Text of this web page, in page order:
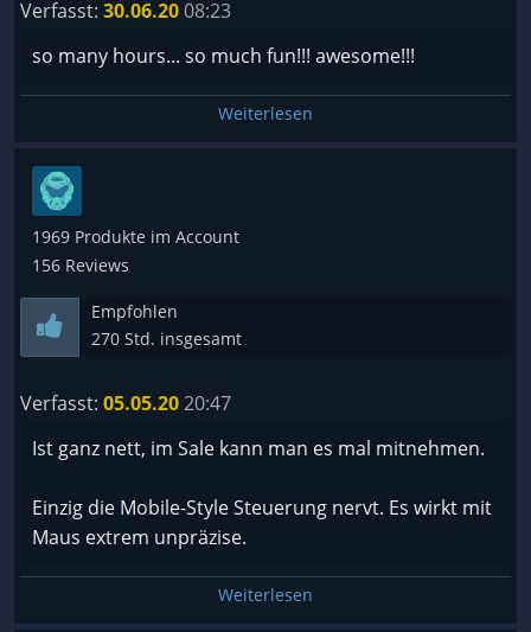
Verfasst: 30.06.2008:23
so many hours... so much fun!!! awesome!!!
Weiterlesen
1969 Produkte im Account
156 Reviews
Empfohlen
270 Std. insgesamt
Verfasst: 05.05.2020:47
Ist ganz nett, im Sale kann man es mal mitnehmen.
Einzig die Mobile-Style Steuerung nervt. Es wirkt mit
Maus extrem unpräzise.
Weiterlesen